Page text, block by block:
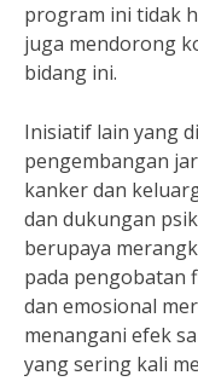
program ini tidak
juga mendorong
bidang ini.
Inisiatif lain yang
pengembangan
kanker dan
dan dukungan
berupaya
pada pengobatan
dan emosional
menangani efek
yang sering kali